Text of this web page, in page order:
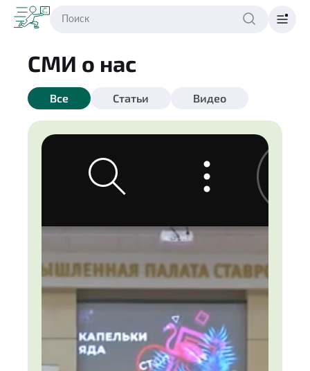
СМИ о нас
Все Статьи Видео